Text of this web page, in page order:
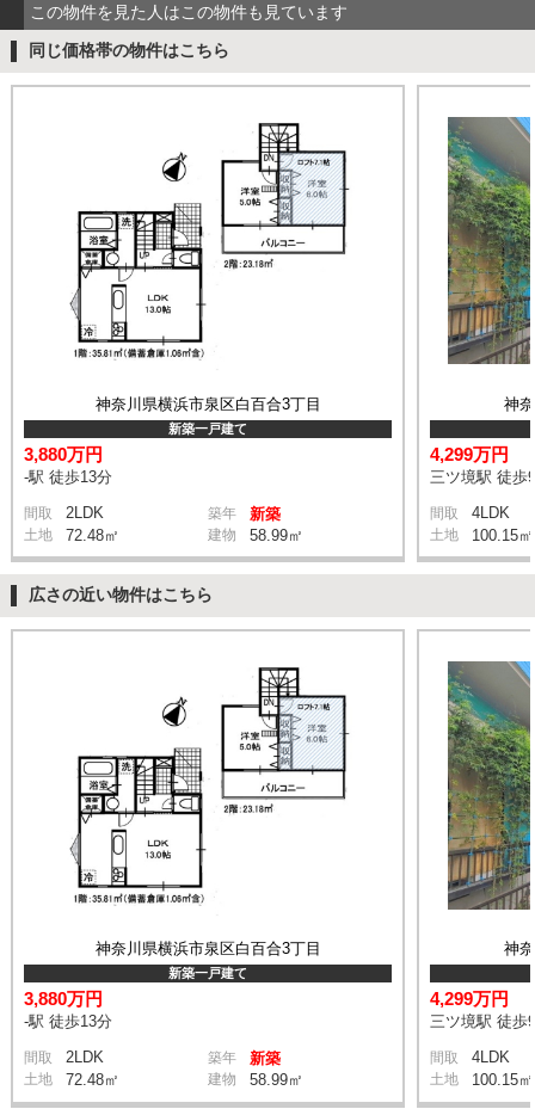
この物件を見た人はこの物件も見ています
同じ価格帯の物件はこちら
神奈川県横浜市泉区白百合3丁目
新築一戸建て
3,880万円
-駅 徒歩13分
間取 2LDK 築年 新築
土地 72.48㎡ 建物 58.99㎡
神
4,299万円
三ツ境駅 徒歩
間取 4LDK
土地 100.15㎡
広さの近い物件はこちら
神奈川県横浜市泉区白百合3丁目
新築一戸建て
3,880万円
-駅 徒歩13分
間取 2LDK 築年 新築
土地 72.48㎡ 建物 58.99㎡
神
4,299万円
三ツ境駅 徒歩
間取 4LDK
土地 100.15㎡